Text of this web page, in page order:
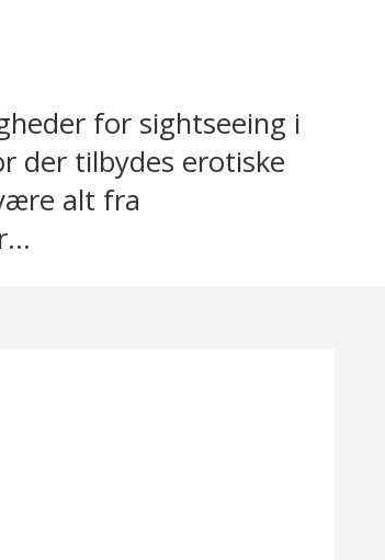
for sightseeing i
der tilbydes erotiske
alt fra